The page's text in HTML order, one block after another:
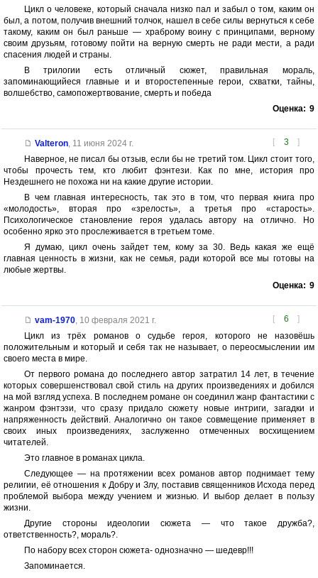
Цикл о человеке, который сначала низко пал и забыл о том, каким он
был, а потом, получив внешний толчок, нашел в себе силы вернуться к себе
такому, каким он был раньше — храброму воину с принципами, верному
своим друзьям, готовому пойти на верную смерть не ради мести, а ради
спасения людей и страны.
В трилогии есть отличный сюжет, правильная мораль,
запоминающийеся главные и и второстепенные герои, схватки, тайны,
волшебство, самопожертвование, смерть и победа
Оценка: 9
[ 3 ]
Valteron, 11 июня 2024 г.
Наверное, не писал бы отзыв, если бы не третий том. Цикл стоит того,
чтобы прочесть тем, кто любит фэнтези. Как по мне, история про
Нездешнего не похожа ни на какие другие истории.
В чем главная интересность, так это в том, что первая книга про
«молодость», вторая про «зрелость», а третья про «старость».
Психологическое становление героя удалась автору на отлично. Но
особенно ярко это прослеживается в третьем томе.
Я думаю, цикл очень зайдет тем, кому за 30. Ведь какая же ещё
главная ценность в жизни, как не семья, ради которой все мы готовы на
любые жертвы.
Оценка: 9
[ 6 ]
vam-1970, 10 февраля 2021 г.
Цикл из трёх романов о судьбе героя, которого не назовёшь
положительным и который и себя так не называет, о переосмыслении им
своего места в мире.
От первого романа до последнего автор затратил 14 лет, в течение
которых совершенствовал свой стиль на других произведениях и добился
на мой взгляд успеха. В последнем романе он соединил жанр фантастики с
жанром фэнтэзи, что сразу придало сюжету новые интриги, загадки и
напряженность действий. Аналогично он такое совмещение применяет в
своих иных произведениях, заслуженно отмеченных восхищением
читателей.
Это главное в романах цикла.
Следующее — на протяжении всех романов автор поднимает тему
религии, её отношения к Добру и Злу, поставив священников Исхода перед
проблемой выбора между учением и жизнью. И выбор делает в пользу
жизни.
Другие стороны идеологии сюжета — что такое дружба?,
ответственность?, мораль?.
По набору всех сторон сюжета- однозначно — шедевр!!!
Запоминается.